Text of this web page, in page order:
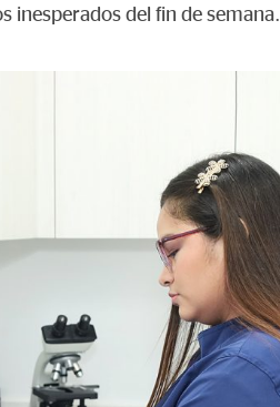
inesperados del fin de semana.